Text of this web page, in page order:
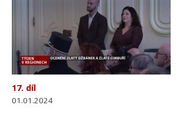
17. díl
01.01.2024